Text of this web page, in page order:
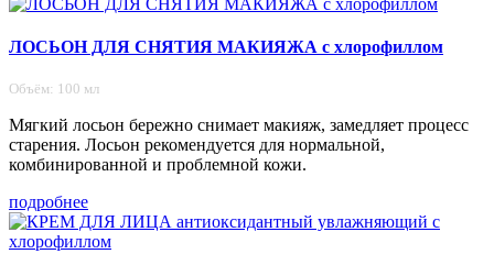
ЛОСЬОН ДЛЯ СНЯТИЯ МАКИЯЖА с хлорофиллом
Объём: 100 мл
Мягкий лосьон бережно снимает макияж, замедляет процесс
старения. Лосьон рекомендуется для нормальной,
комбинированной и проблемной кожи.
подробнее